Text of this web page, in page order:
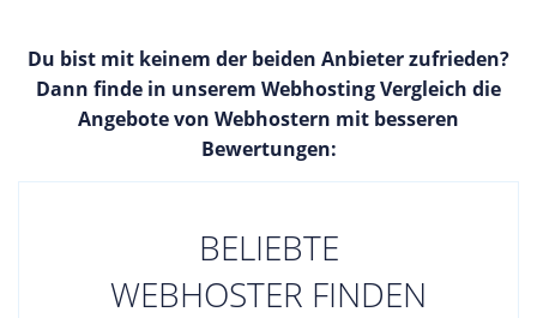
Du bist mit keinem der beiden Anbieter zufrieden?
Dann finde in unserem Webhosting Vergleich die
Angebote von Webhostern mit besseren
Bewertungen:
BELIEBTE
WEBHOSTER FINDEN